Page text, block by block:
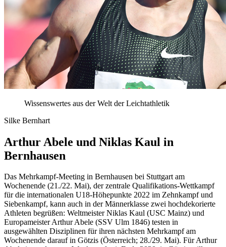
Wissenswertes aus der Welt der Leichtathletik
Silke Bernhart
Arthur Abele und Niklas Kaul in
Bernhausen
Das Mehrkampf-Meeting in Bernhausen bei Stuttgart am
Wochenende (21./22. Mai), der zentrale Qualifikations-Wettkampf
für die internationalen U18-Höhepunkte 2022 im Zehnkampf und
Siebenkampf, kann auch in der Männerklasse zwei hochdekorierte
Athleten begrüßen: Weltmeister Niklas Kaul (USC Mainz) und
Europameister Arthur Abele (SSV Ulm 1846) testen in
ausgewählten Disziplinen für ihren nächsten Mehrkampf am
Wochenende darauf in Götzis (Österreich; 28./29. Mai). Für Arthur